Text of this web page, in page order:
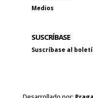
Medios
SUSCRÍBASE
Suscríbase al